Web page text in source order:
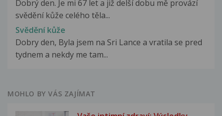
Dobrý den. Je mi 67 let a již delší dobu mě provází
svědění kůže celého těla...
Svědění kůže
Dobry den, Byla jsem na Sri Lance a vratila se pred
tydnem a nekdy me tam...
MOHLO BY VÁS ZAJÍMAT